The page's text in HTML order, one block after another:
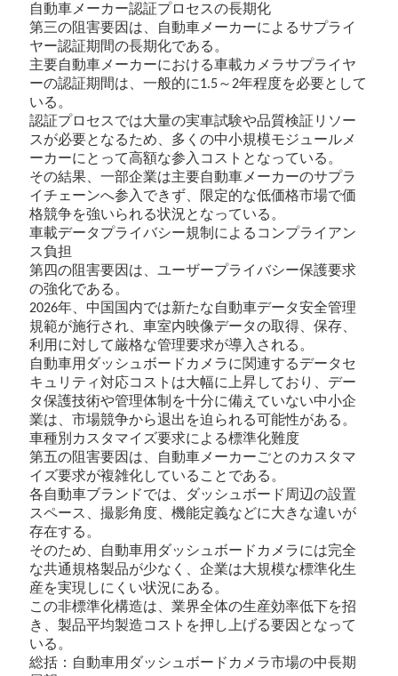
自動車メーカー認証プロセスの長期化
第三の阻害要因は、自動車メーカーによるサプライ
ヤー認証期間の長期化である。
主要自動車メーカーにおける車載カメラサプライヤ
ーの認証期間は、一般的に1.5～2年程度を必要として
いる。
認証プロセスでは大量の実車試験や品質検証リソー
スが必要となるため、多くの中小規模モジュールメ
ーカーにとって高額な参入コストとなっている。
その結果、一部企業は主要自動車メーカーのサプラ
イチェーンへ参入できず、限定的な低価格市場で価
格競争を強いられる状況となっている。
車載データプライバシー規制によるコンプライアン
ス負担
第四の阻害要因は、ユーザープライバシー保護要求
の強化である。
2026年、中国国内では新たな自動車データ安全管理
規範が施行され、車室内映像データの取得、保存、
利用に対して厳格な管理要求が導入される。
自動車用ダッシュボードカメラに関連するデータセ
キュリティ対応コストは大幅に上昇しており、デー
タ保護技術や管理体制を十分に備えていない中小企
業は、市場競争から退出を迫られる可能性がある。
車種別カスタマイズ要求による標準化難度
第五の阻害要因は、自動車メーカーごとのカスタマ
イズ要求が複雑化していることである。
各自動車ブランドでは、ダッシュボード周辺の設置
スペース、撮影角度、機能定義などに大きな違いが
存在する。
そのため、自動車用ダッシュボードカメラには完全
な共通規格製品が少なく、企業は大規模な標準化生
産を実現しにくい状況にある。
この非標準化構造は、業界全体の生産効率低下を招
き、製品平均製造コストを押し上げる要因となって
いる。
総括：自動車用ダッシュボードカメラ市場の中長期